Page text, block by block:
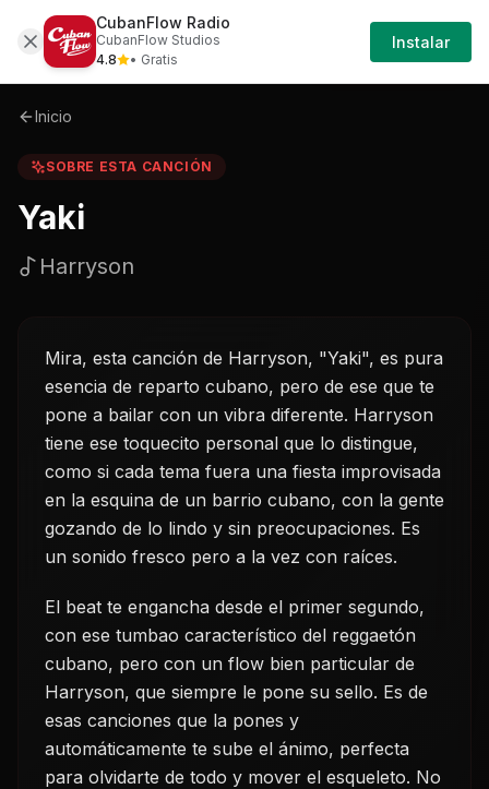
Sobre Yaki-harryson
Iniciar
Sesión
Inicio
SOBRE ESTA CANCIÓN
Yaki
Harryson
Mira, esta canción de Harryson, "Yaki", es pura
esencia de reparto cubano, pero de ese que te
pone a bailar con un vibra diferente. Harryson
tiene ese toquecito personal que lo distingue,
como si cada tema fuera una fiesta improvisada
en la esquina de un barrio cubano, con la gente
gozando de lo lindo y sin preocupaciones. Es
un sonido fresco pero a la vez con raíces.
El beat te engancha desde el primer segundo,
con ese tumbao característico del reggaetón
cubano, pero con un flow bien particular de
Harryson, que siempre le pone su sello. Es de
esas canciones que la pones y
automáticamente te sube el ánimo, perfecta
para olvidarte de todo y mover el esqueleto. No
CubanFlow Radio
CubanFlow Studios
4.8
• Gratis
Instalar